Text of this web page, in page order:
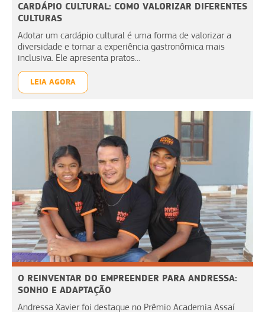
CARDÁPIO CULTURAL: COMO VALORIZAR DIFERENTES
CULTURAS
Adotar um cardápio cultural é uma forma de valorizar a
diversidade e tornar a experiência gastronômica mais
inclusiva. Ele apresenta pratos...
LEIA AGORA
O REINVENTAR DO EMPREENDER PARA ANDRESSA:
SONHO E ADAPTAÇÃO
Andressa Xavier foi destaque no Prêmio Academia Assaí